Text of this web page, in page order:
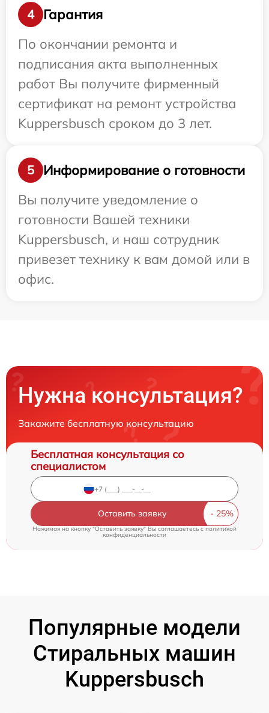
4
Гарантия
По окончании ремонта и
подписания акта выполненных
работ Вы получите фирменный
сертификат на ремонт устройства
Kuppersbusch сроком до 3 лет.
5
Информирование о готовности
Вы получите уведомление о
готовности Вашей техники
Kuppersbusch, и наш сотрудник
привезет технику к вам домой или в
офис.
Нужна консультация?
Закажите бесплатную консультацию
Бесплатная консультация со
специалистом
Оставить заявку
Нажимая на кнопку "Оставить заявку" Вы соглашаетесь c политикой
конфиденциальности
Популярные модели
Стиральных машин
Kuppersbusch